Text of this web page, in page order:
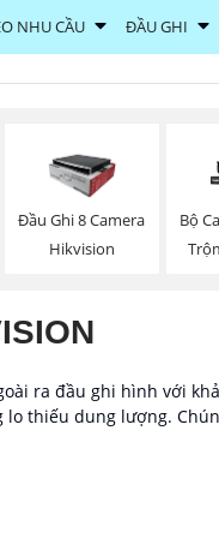
NHU CẦU ĐẦU GHI
Đầu Ghi 8 Camera
Hikvision
Bộ
ra đầu ghi hình với
thiếu dung lượng.